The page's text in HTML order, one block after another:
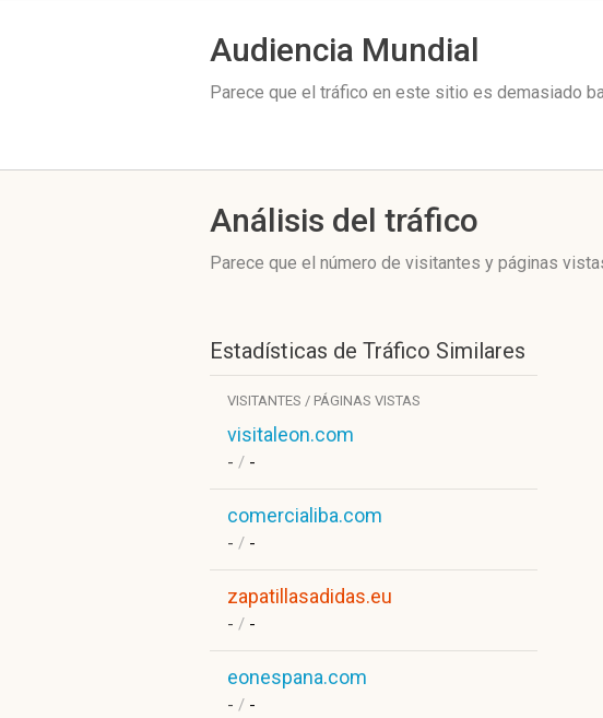
Audiencia Mundial
Parece que el tráfico en este sitio es demasiado
Análisis del tráfico
Parece que el número de visitantes y páginas
Estadísticas de Tráfico Similares
VISITANTES / PÁGINAS VISTAS
visitaleon.com
- / -
comercialiba.com
- / -
zapatillasadidas.eu
- / -
eonespana.com
- / -